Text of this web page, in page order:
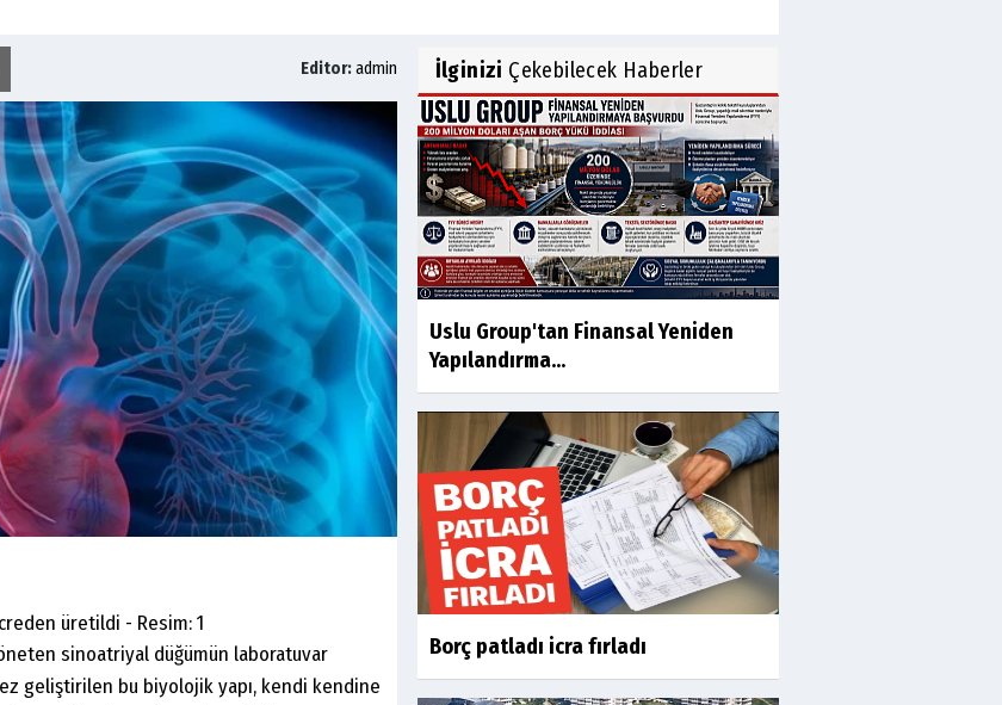
Editor:admin
sinoatriyal düğümün laboratuvar
geliştirilen bu biyolojik yapı, kendi kendine
İlginizi Çekebilecek Haberler
Uslu Group'tan Finansal Yeniden
Yapılandırma...
Borç patladı icra fırladı